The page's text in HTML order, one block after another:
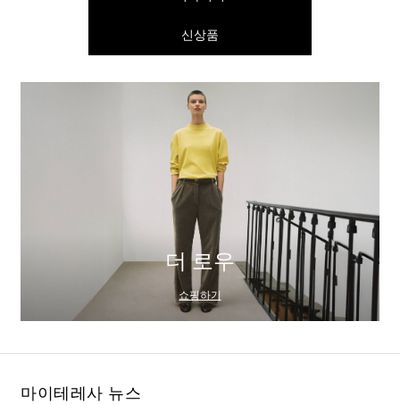
신상품
더 로우
쇼핑하기
마이테레사 뉴스